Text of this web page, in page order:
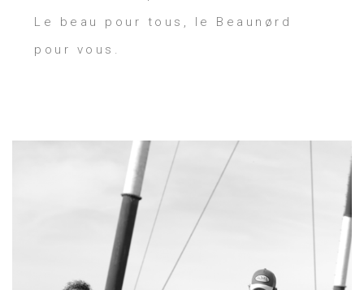
Le beau pour tous, le Beaunørd
pour vous.